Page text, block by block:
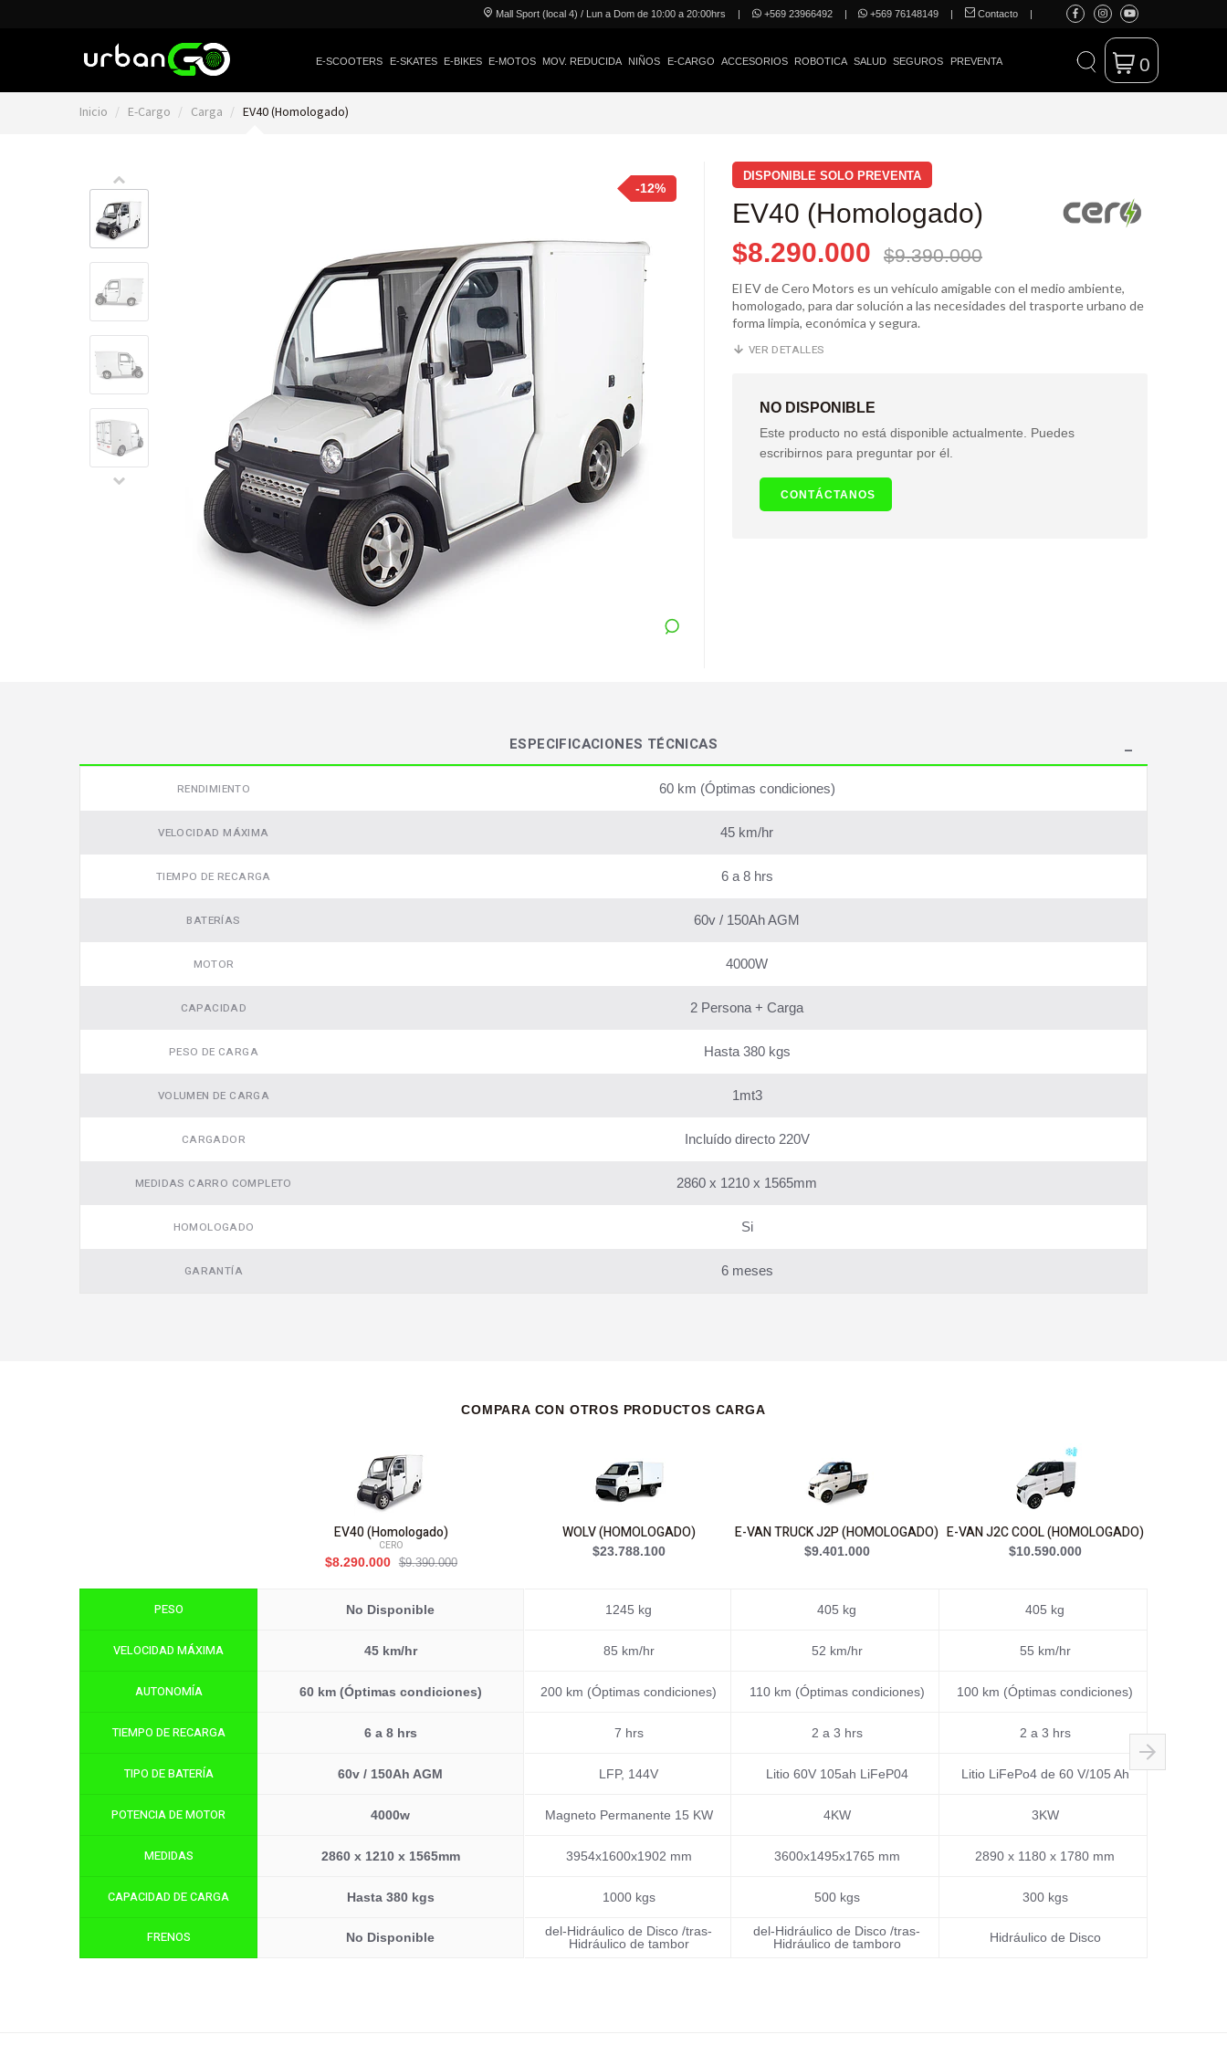
Mall Sport (local 4) / Lun a Dom de 10:00 a 20:00hrs | +569 23966492 | +569 76148149 | Contacto |
E-SCOOTERS E-SKATES E-BIKES E-MOTOS MOV. REDUCIDA NIÑOS E-CARGO ACCESORIOS ROBOTICA SALUD SEGUROS PREVENTA 0
Inicio E-Cargo Carga EV40 (Homologado)
-12%
DISPONIBLE SOLO PREVENTA
EV40 (Homologado)
$8.290.000
$9.390.000
El EV de Cero Motors es un vehículo amigable con el medio ambiente,
homologado, para dar solución a las necesidades del trasporte urbano de
forma limpia, económica y segura.
VER DETALLES
NO DISPONIBLE
Este producto no está disponible actualmente. Puedes
escribirnos para preguntar por él.
CONTÁCTANOS
ESPECIFICACIONES TÉCNICAS
RENDIMIENTO 60 km (Óptimas condiciones)
VELOCIDAD MÁXIMA 45 km/hr
TIEMPO DE RECARGA 6 a 8 hrs
BATERÍAS 60v / 150Ah AGM
MOTOR 4000W
CAPACIDAD 2 Persona + Carga
PESO DE CARGA Hasta 380 kgs
VOLUMEN DE CARGA 1mt3
CARGADOR Incluído directo 220V
MEDIDAS CARRO COMPLETO 2860 x 1210 x 1565mm
HOMOLOGADO Si
GARANTÍA 6 meses
COMPARA CON OTROS PRODUCTOS CARGA
PESO
VELOCIDAD MÁXIMA
AUTONOMÍA
TIEMPO DE RECARGA
TIPO DE BATERÍA
POTENCIA DE MOTOR
MEDIDAS
CAPACIDAD DE CARGA
FRENOS
EV40 (Homologado)
CERO
$8.290.000
$9.390.000
No Disponible
45 km/hr
60 km (Óptimas condiciones)
6 a 8 hrs
60v / 150Ah AGM
4000w
2860 x 1210 x 1565mm
Hasta 380 kgs
No Disponible
WOLV (HOMOLOGADO)
$23.788.100
1245 kg
85 km/hr
200 km (Óptimas condiciones)
7 hrs
LFP, 144V
Magneto Permanente 15 KW
3954x1600x1902 mm
1000 kgs
del-Hidráulico de Disco /tras-
Hidráulico de tambor
E-VAN TRUCK J2P (HOMOLOGADO)
$9.401.000
405 kg
52 km/hr
110 km (Óptimas condiciones)
2 a 3 hrs
Litio 60V 105ah LiFeP04
4KW
3600x1495x1765 mm
500 kgs
del-Hidráulico de Disco /tras-
Hidráulico de tamboro
E-VAN J2C COOL (HOMOLOGADO)
$10.590.000
405 kg
55 km/hr
100 km (Óptimas condiciones)
2 a 3 hrs
Litio LiFePo4 de 60 V/105 Ah
3KW
2890 x 1180 x 1780 mm
300 kgs
Hidráulico de Disco